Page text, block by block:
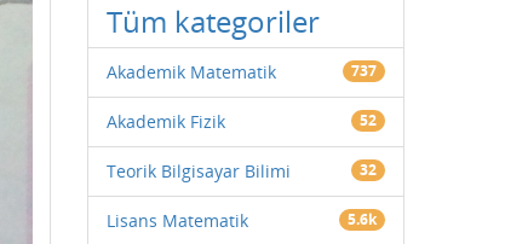
Tüm kategoriler
Akademik Matematik 737
Akademik Fizik 52
Teorik Bilgisayar Bilimi 32
Lisans Matematik 5.6k